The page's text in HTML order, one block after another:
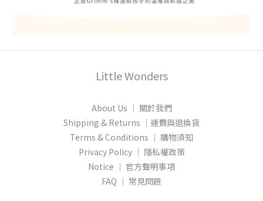
Little Wonders
About Us │ 關於我們
Shipping & Returns │運費與退換貨
Terms & Conditions │ 購物須知
Privacy Policy │ 隱私權政策
Notice │ 官方聲明事項
FAQ │ 常見問題